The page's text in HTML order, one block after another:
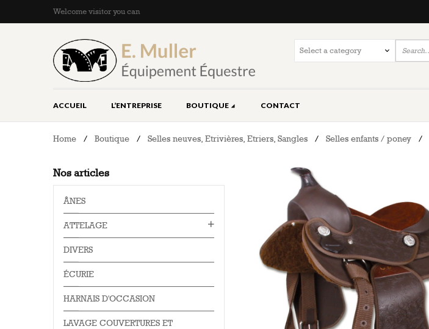
Welcome visitor you can
ACCUEIL L’ENTREPRISE BOUTIQUE CONTACT
Home / Boutique / Selles neuves, Etrivières, Etriers, Sangles / Selles enfants / poney /
Nos articles
ÂNES
ATTELAGE
DIVERS
ÉCURIE
HARNAIS D'OCCASION
LAVAGE COUVERTURES ET